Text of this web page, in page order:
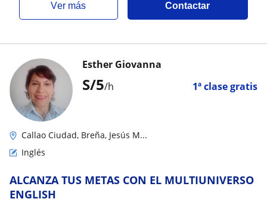
ver más Contactar
S/5/h 1ª clase gratis
Esther Giovanna
Callao Ciudad, Breña, Jesús M...
Inglés
ALCANZA TUS METAS CON EL MULTIUNIVERSO
ENGLISH